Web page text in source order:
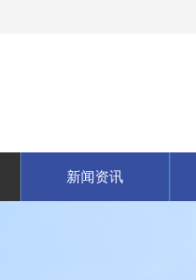
新闻资讯